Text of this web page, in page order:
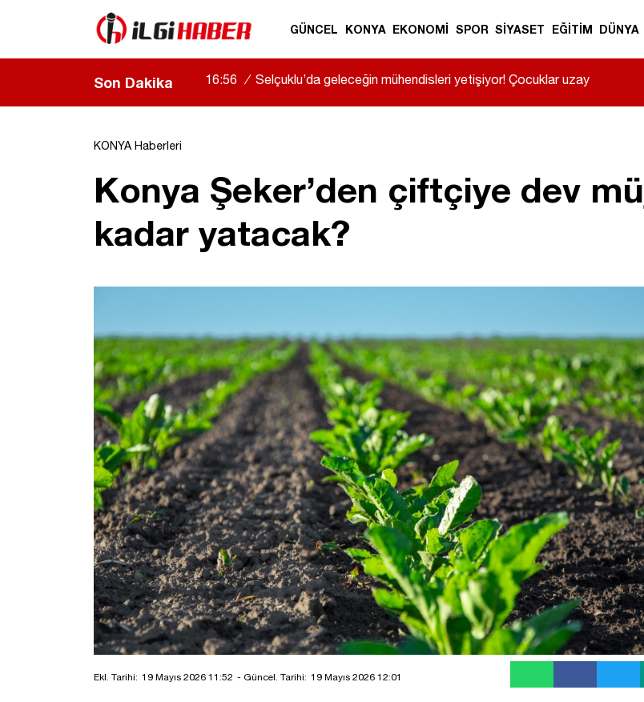
GÜNCEL KONYA EKONOMİ SPOR SİYASET EĞİTİM DÜNYA
Son Dakika 16:56 / Selçuklu’da geleceğin mühendisleri yetişiyor! Çocuklar uzay ve
havacılığa adım attı |
KONYA Haberleri
Konya Şeker’den çiftçiye dev
kadar yatacak?
Ekl. Tarihi: 19 Mayıs 2026 11:52 - Güncel. Tarihi: 19 Mayıs 2026 12:01